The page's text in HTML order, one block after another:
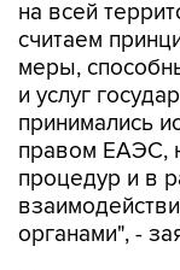
на всей
считаем
меры,
и услуг
принимались
правом ЕАЭС,
процедур и в
органами", -